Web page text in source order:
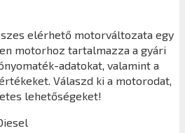
elérhető motorváltozata egy
motorhoz tartalmazza a gyári
adatokat, valamint a
Válaszd ki a motorodat,
lehetőségeket!